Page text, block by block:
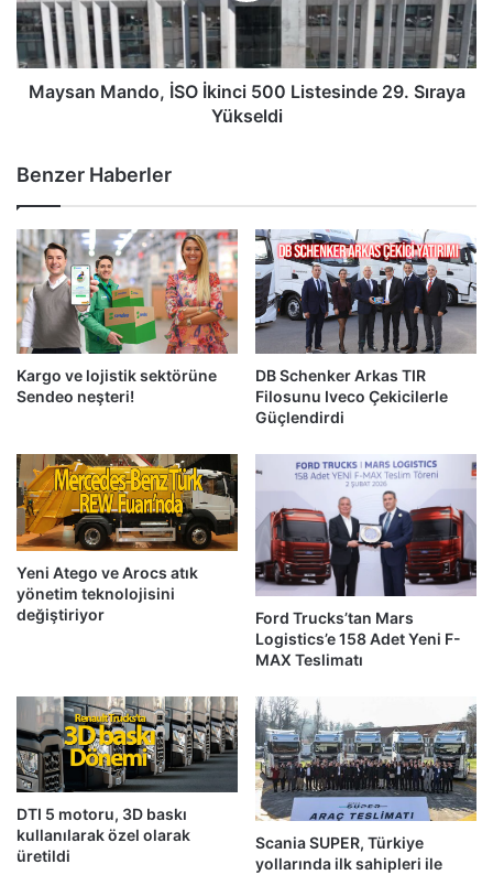
29.
Sıraya
Yükseldi
Maysan Mando, İSO İkinci 500 Listesinde 29. Sıraya
Yükseldi
Benzer Haberler
Kargo ve lojistik sektörüne
Sendeo neşteri!
DB Schenker Arkas TIR
Filosunu Iveco Çekicilerle
Güçlendirdi
Yeni Atego ve Arocs atık
yönetim teknolojisini
değiştiriyor
Ford Trucks’tan Mars
Logistics’e 158 Adet Yeni F-
MAX Teslimatı
DTI 5 motoru, 3D baskı
kullanılarak özel olarak
üretildi
Scania SUPER, Türkiye
yollarında ilk sahipleri ile